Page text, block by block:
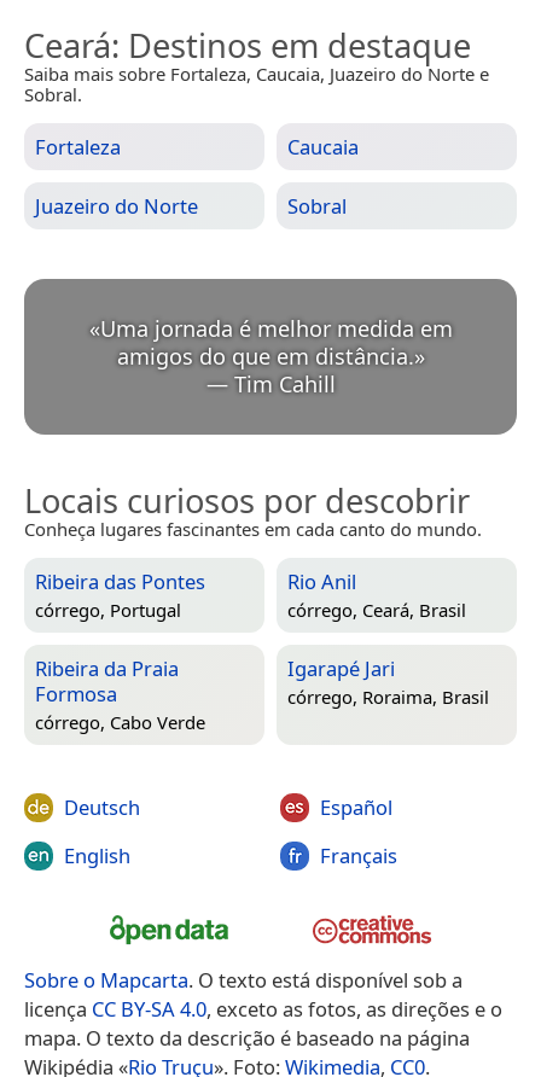
Ceará: Destinos em destaque
Saiba mais sobre Fortaleza, Caucaia, Juazeiro do Norte e
Sobral.
Fortaleza Caucaia
Juazeiro do Norte Sobral
«Uma jornada é melhor medida em
amigos do que em distância. »
— Tim Cahill
Locais curiosos por descobrir
Conheça lugares fascinantes em cada canto do mundo.
Ribeira das Pontes
córrego, Portugal
Rio Anil
córrego, Ceará, Brasil
Ribeira da Praia
Formosa
córrego, Cabo Verde
Igarapé Jari
córrego, Roraima, Brasil
Deutsch
English
Español
Français
Sobre o Mapcarta. O texto está disponível sob a
licença CC BY-SA 4.0, exceto as fotos, as direções e o
mapa. O texto da descrição é baseado na página
Wikipédia «Rio Truçu». Foto:Wikimedia, CC0.